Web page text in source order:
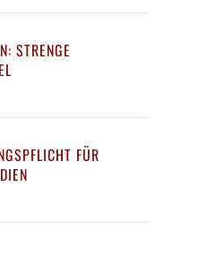
STRENGE
FÜR